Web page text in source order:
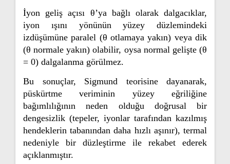
İyon geliş açısı θ’ya bağlı olarak dalgacıklar,
iyon ışını yönünün yüzey düzlemindeki
izdüşümüne paralel (θ otlamaya yakın) veya dik
(θ normale yakın) olabilir, oysa normal gelişte (θ
= 0) dalgalanma görülmez.
Bu sonuçlar, Sigmund teorisine dayanarak,
püskürtme veriminin yüzey eğriliğine
bağımlılığının neden olduğu doğrusal bir
dengesizlik (tepeler, iyonlar tarafından kazılmış
hendeklerin tabanından daha hızlı aşınır), termal
nedeniyle bir düzleştirme ile rekabet ederek
açıklanmıştır.